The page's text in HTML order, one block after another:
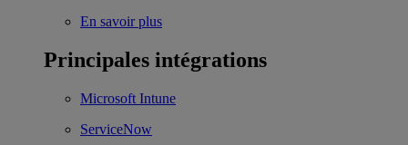
En savoir plus
Principales intégrations
Microsoft Intune
ServiceNow